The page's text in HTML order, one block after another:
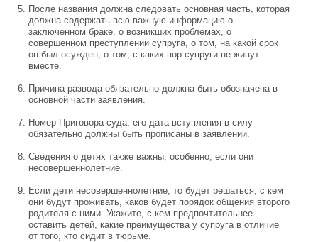
После названия должна следовать основная часть, которая
должна содержать всю важную информацию о
заключенном браке, о возникших проблемах, о
совершенном преступлении супруга, о том, на какой срок
он был осужден, о том, с каких пор супруги не живут
вместе.
Причина развода обязательно должна быть обозначена в
основной части заявления.
Номер Приговора суда, его дата вступления в силу
обязательно должны быть прописаны в заявлении.
Сведения о детях также важны, особенно, если они
несовершеннолетние.
Если дети несовершеннолетние, то будет решаться, с кем
они будут проживать, каков будет порядок общения второго
родителя с ними. Укажите, с кем предпочтительнее
оставить детей, какие преимущества у супруга в отличие
от того, кто сидит в тюрьме.